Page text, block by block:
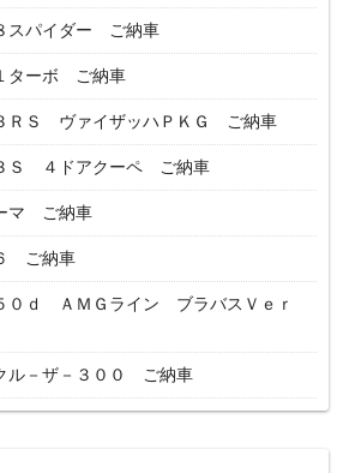
スパイダー ご納車
ターボ ご納車
ＲＳ ヴァイザッハＰＫＧ ご納車
Ｓ ４ドアクーペ ご納車
マ ご納車
ご納車
０ｄ ＡＭＧライン ブラバスＶｅｒ
ル－ザ－３００ ご納車